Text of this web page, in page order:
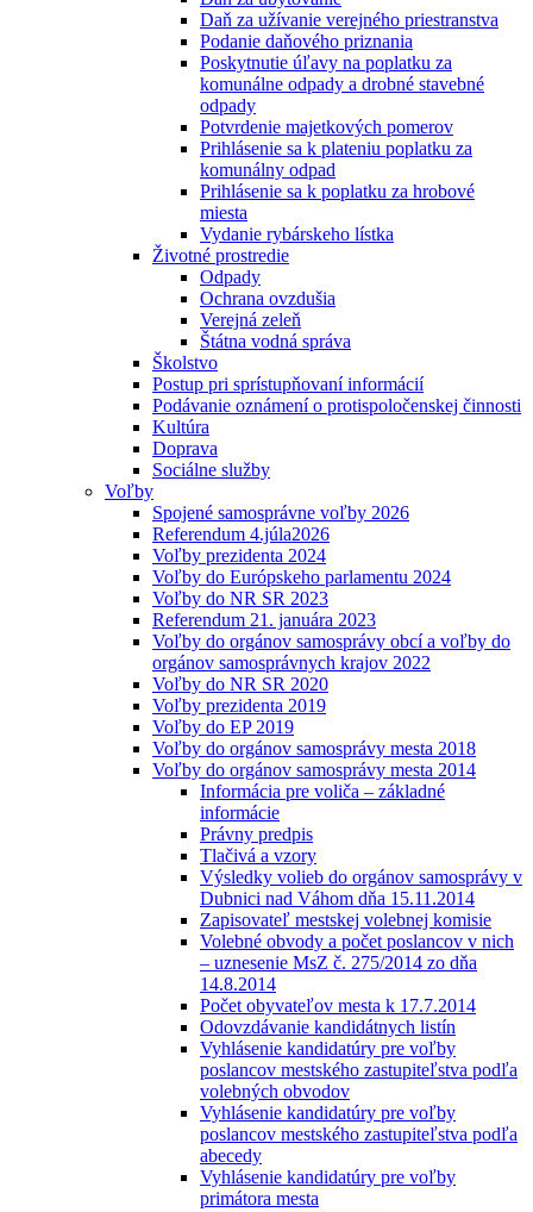
Daň za užívanie verejného priestranstva
Podanie daňového priznania
Poskytnutie úľavy na poplatku za
komunálne odpady a drobné stavebné
odpady
Potvrdenie majetkových pomerov
Prihlásenie sa k plateniu poplatku za
komunálny odpad
Prihlásenie sa k poplatku za hrobové
miesta
Vydanie rybárskeho lístka
Životné prostredie
Odpady
Ochrana ovzdušia
Verejná zeleň
Štátna vodná správa
Školstvo
Postup pri sprístupňovaní informácií
Podávanie oznámení o protispoločenskej činnosti
Kultúra
Doprava
Sociálne služby
Voľby
Spojené samosprávne voľby 2026
Referendum 4.júla2026
Voľby prezidenta 2024
Voľby do Európskeho parlamentu 2024
Voľby do NR SR 2023
Referendum 21. januára 2023
Voľby do orgánov samosprávy obcí a voľby do
orgánov samosprávnych krajov 2022
Voľby do NR SR 2020
Voľby prezidenta 2019
Voľby do EP 2019
Voľby do orgánov samosprávy mesta 2018
Voľby do orgánov samosprávy mesta 2014
Informácia pre voliča – základné
informácie
Právny predpis
Tlačivá a vzory
Výsledky volieb do orgánov samosprávy v
Dubnici nad Váhom dňa 15.11.2014
Zapisovateľ mestskej volebnej komisie
Volebné obvody a počet poslancov v nich
– uznesenie MsZ č. 275/2014 zo dňa
14.8.2014
Počet obyvateľov mesta k 17.7.2014
Odovzdávanie kandidátnych listín
Vyhlásenie kandidatúry pre voľby
poslancov mestského zastupiteľstva podľa
volebných obvodov
Vyhlásenie kandidatúry pre voľby
poslancov mestského zastupiteľstva podľa
abecedy
Vyhlásenie kandidatúry pre voľby
primátora mesta